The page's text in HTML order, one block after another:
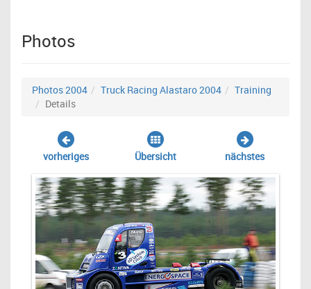
Photos
Photos 2004 Truck Racing Alastaro 2004
Training
Details
vorheriges Übersicht nächstes